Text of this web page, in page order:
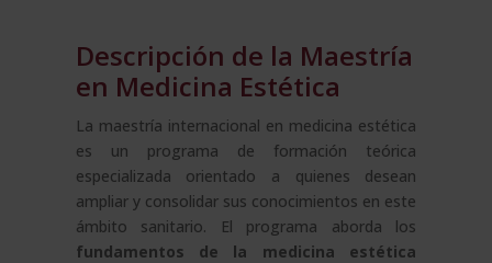
Descripción de la Maestría
en Medicina Estética
La maestría internacional en medicina estética
es un programa de formación teórica
especializada orientado a quienes desean
ampliar y consolidar sus conocimientos en este
ámbito sanitario. El programa aborda los
fundamentos de la medicina estética